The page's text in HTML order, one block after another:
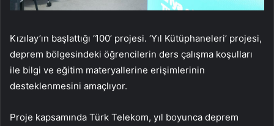
Kızılay’ın başlattığı ‘100’ projesi. ‘Yıl Kütüphaneleri’ projesi,
deprem bölgesindeki öğrencilerin ders çalışma koşulları
ile bilgi ve eğitim materyallerine erişimlerinin
desteklenmesini amaçlıyor.
Proje kapsamında Türk Telekom, yıl boyunca deprem